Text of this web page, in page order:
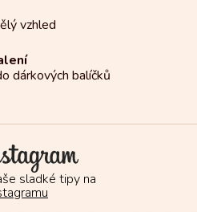
vzhled
dárkových balíčků
sladké tipy na